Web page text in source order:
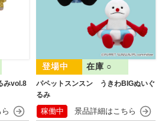
みvol.8
パペットスンスン うきわBIGぬいぐ
るみ
在庫 ○
稼働中